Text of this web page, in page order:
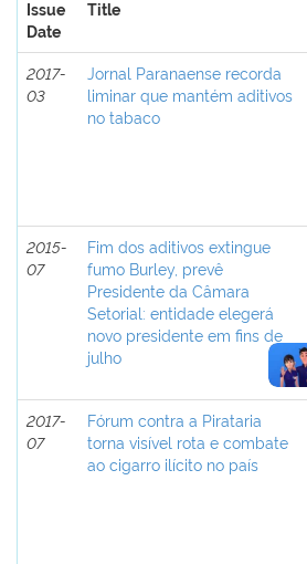
Issue
Date
Title
2017-
03
Jornal Paranaense recorda
liminar que mantém aditivos
no tabaco
2015-
07
Fim dos aditivos extingue
fumo Burley, prevê
Presidente da Câmara
Setorial: entidade elegerá
novo presidente em fins de
julho
2017-
07
Fórum contra a Pirataria
torna visível rota e combate
ao cigarro ilícito no país